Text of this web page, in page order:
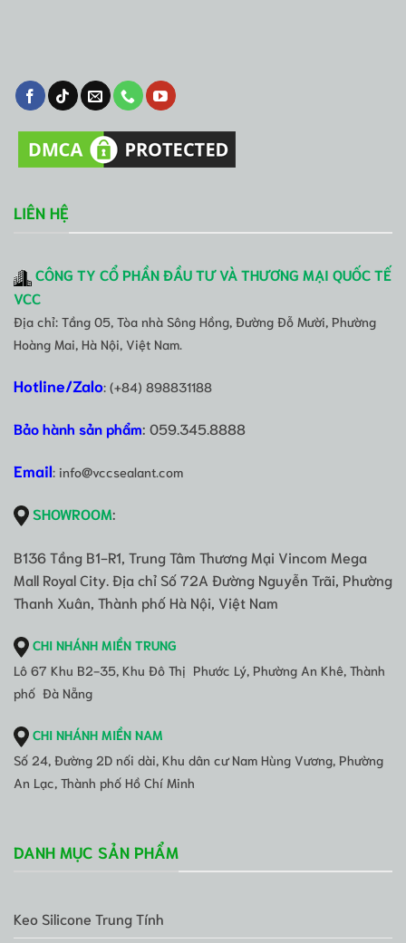
LIÊN HỆ
CÔNG TY CỔ PHẦN ĐẦU TƯ VÀ THƯƠNG MẠI QUỐC TẾ
VCC
Địa chỉ: Tầng 05, Tòa nhà Sông Hồng, Đường Đỗ Mười, Phường
Hoàng Mai, Hà Nội, Việt Nam.
Hotline/Zalo: (+84) 898831188
Bảo hành sản phẩm: 059.345.8888
Email: info@vccsealant.com
SHOWROOM:
B136 Tầng B1-R1, Trung Tâm Thương Mại Vincom Mega
Mall Royal City. Địa chỉ Số 72A Đường Nguyễn Trãi, Phường
Thanh Xuân, Thành phố Hà Nội, Việt Nam
CHI NHÁNH MIỀN TRUNG
Lô 67 Khu B2-35, Khu Đô Thị Phước Lý, Phường An Khê, Thành
phố Đà Nẵng
CHI NHÁNH MIỀN NAM
Số 24, Đường 2D nối dài, Khu dân cư Nam Hùng Vương, Phường
An Lạc, Thành phố Hồ Chí Minh
DANH MỤC SẢN PHẨM
Keo Silicone Trung Tính